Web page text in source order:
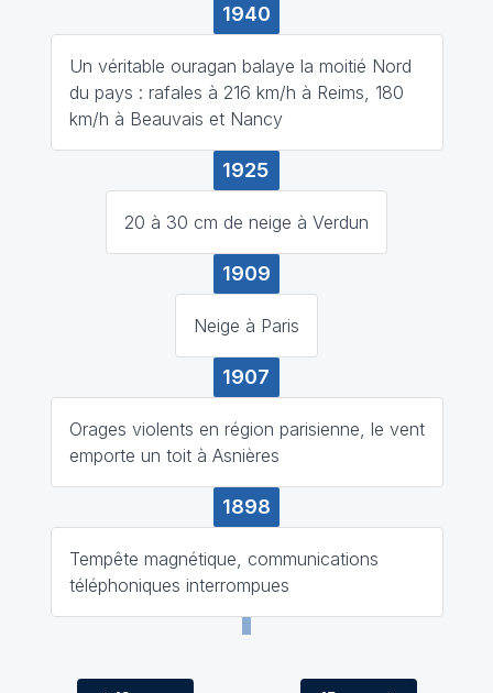
1940
Un véritable ouragan balaye la moitié Nord
du pays : rafales à 216 km/h à Reims, 180
km/h à Beauvais et Nancy
1925
20 à 30 cm de neige à Verdun
1909
Neige à Paris
1907
Orages violents en région parisienne, le vent
emporte un toit à Asnières
1898
Tempête magnétique, communications
téléphoniques interrompues